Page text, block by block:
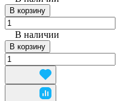
В корзину
В наличии
В корзину